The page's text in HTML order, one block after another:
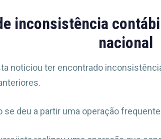
inconsistência
nacional
noticiou ter encontrado
se deu a partir uma operação